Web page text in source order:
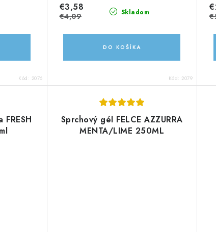
Kód: 2076
Skladom
€3,58
€4,09
DO KOŠÍKA
Kód: 2079
Sprchový gél FELCE AZZURRA
MENTA/LIME 250ML